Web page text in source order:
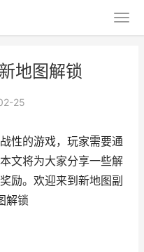
地图解锁
25
性的游戏，玩家需要通
文将为大家分享一些解
励。欢迎来到新地图副
解锁